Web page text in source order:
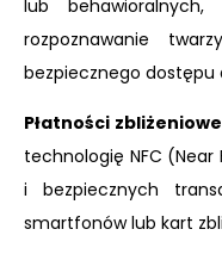
lub
rozpoznawanie
bezpiecznego dostępu
Płatności
technologię NFC
i bezpiecznych
smartfonów lub kart